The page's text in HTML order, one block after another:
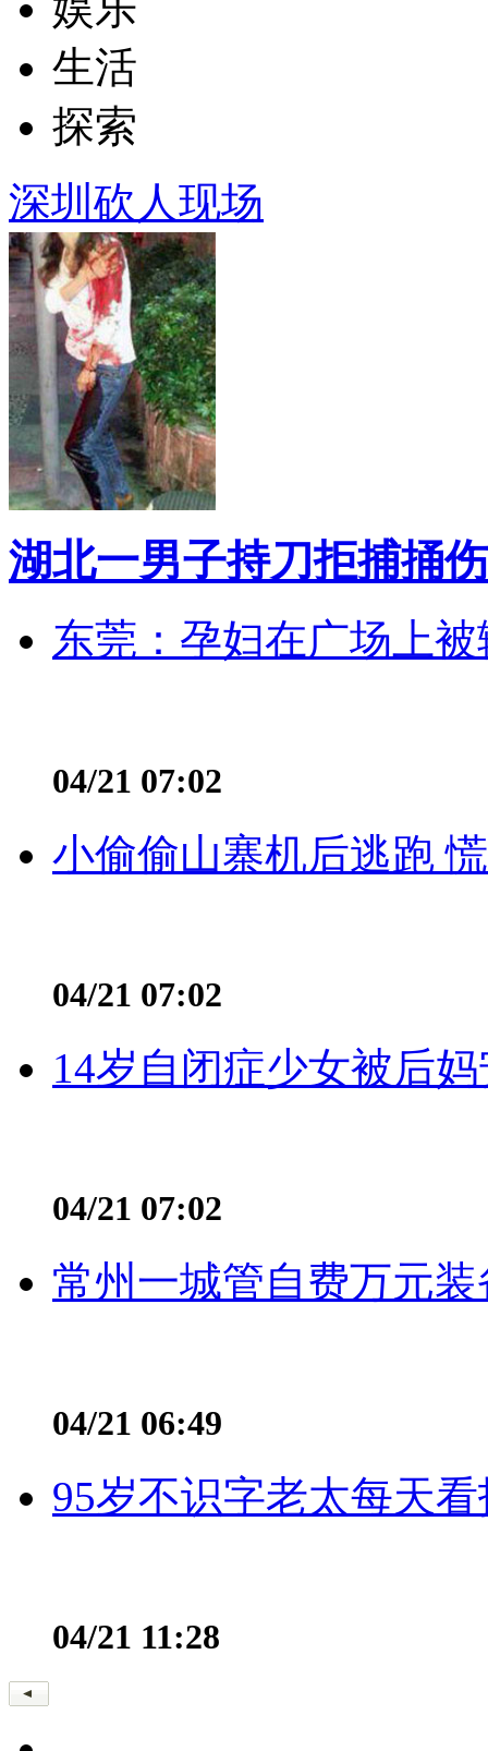
生活
探索
深圳砍人现场
湖北一男子持刀拒捕捅
东莞：孕妇在广场上
04/21 07:02
小偷偷山寨机后逃跑
04/21 07:02
14岁自闭症少女被后
04/21 07:02
常州一城管自费万元
04/21 06:49
95岁不识字老太每天
04/21 11:28